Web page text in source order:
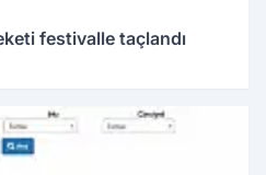
festivalle taçlandı